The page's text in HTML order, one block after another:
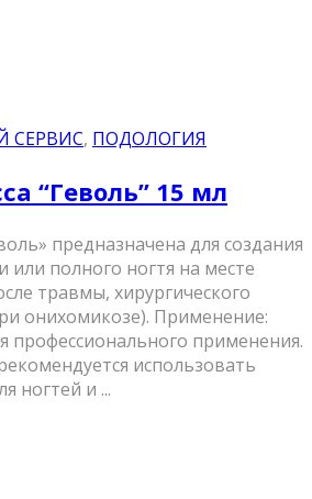
СЕРВИС, ПОДОЛОГИЯ
“Геволь” 15 мл
предназначена для создания
или полного ногтя на месте
травмы, хирургического
онихомикозе). Применение:
профессионального применения.
использовать
ногтей и ...